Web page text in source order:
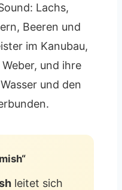
Lachs,
Beeren und
im Kanubau,
und ihre
und den
leitet sich